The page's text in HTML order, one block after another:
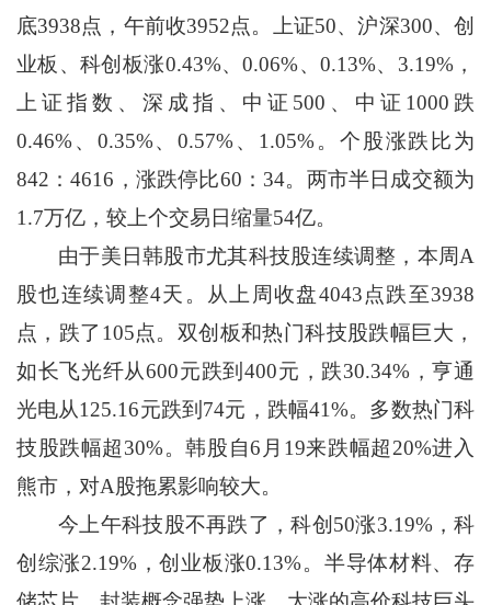
底3938点，午前收3952点。上证50、沪深300、创
业板、科创板涨0.43%、0.06%、0.13%、3.19%，
上证指数、深成指、中证500、中证1000跌
0.46%、0.35%、0.57%、1.05%。个股涨跌比为
842：4616，涨跌停比60：34。两市半日成交额为
1.7万亿，较上个交易日缩量54亿。
由于美日韩股市尤其科技股连续调整，本周A
股也连续调整4天。从上周收盘4043点跌至3938
点，跌了105点。双创板和热门科技股跌幅巨大，
如长飞光纤从600元跌到400元，跌30.34%，亨通
光电从125.16元跌到74元，跌幅41%。多数热门科
技股跌幅超30%。韩股自6月19来跌幅超20%进入
熊市，对A股拖累影响较大。
今上午科技股不再跌了，科创50涨3.19%，科
创综涨2.19%，创业板涨0.13%。半导体材料、存